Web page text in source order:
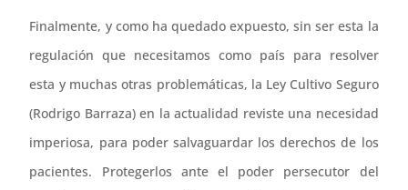
Finalmente, y como ha quedado expuesto, sin ser esta la
regulación que necesitamos como país para resolver
esta y muchas otras problemáticas, la Ley Cultivo Seguro
(Rodrigo Barraza) en la actualidad reviste una necesidad
imperiosa, para poder salvaguardar los derechos de los
pacientes. Protegerlos ante el poder persecutor del